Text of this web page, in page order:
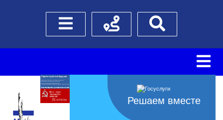
Боковое менюСхема проезда
Решаем вместе